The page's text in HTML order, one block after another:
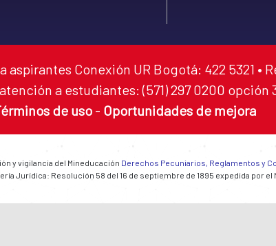
aspirantes Conexión UR Bogotá: 422 5321 •
a estudiantes: (571) 297 0200 opción
de uso - Oportunidades de mejora
y vigilancia del Mineducación Derechos Pecuniarios, Reglamentos y
Jurídica: Resolución 58 del 16 de septiembre de 1895 expedida por el